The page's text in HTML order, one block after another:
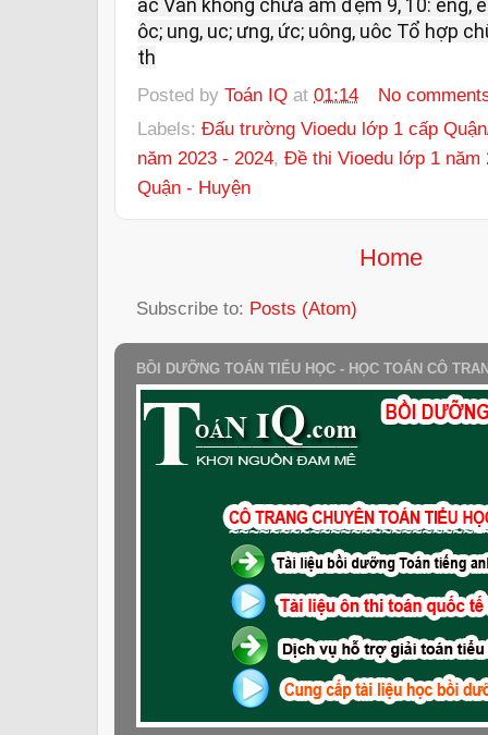
ac Vần không chứa âm đệm 9, 10: eng,
ôc; ung, uc; ưng, ức; uông, uôc Tổ hợp
th
Posted by Toán IQ at 01:14
No
Labels: Đấu trường Vioedu lớp 1 cấp
năm 2023 - 2024, Đề thi Vioedu lớp 1 năm
Quận - Huyện
Home
Subscribe to: Posts (Atom)
BỒI DƯỠNG TOÁN TIỂU HỌC - HỌC TOÁN CÔ